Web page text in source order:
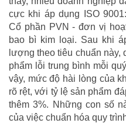
cực khi áp dụng ISO
Cổ phần PVN - đơn vị
bao bì kim loại. Sau khi
lượng theo tiêu chuẩn này,
phẩm lỗi trung bình mỗi
vậy, mức độ hài lòng của
rõ rệt, với tỷ lệ sản phẩm
thêm 3%. Những con số
của việc chuẩn hóa quy